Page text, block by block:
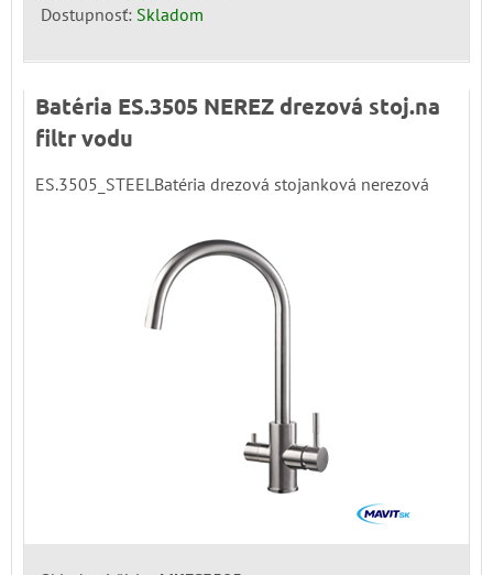
Dostupnosť: Skladom
Batéria ES.3505 NEREZ drezová stoj.na
filtr vodu
ES.3505_STEELBatéria drezová stojanková nerezová